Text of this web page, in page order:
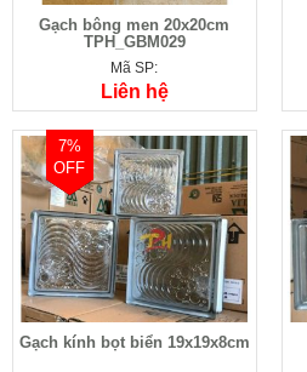
Gạch bông men 20x20cm
TPH_GBM029
Mã SP:
Liên hệ
7%
OFF
Gạch kính bọt biển 19x19x8cm